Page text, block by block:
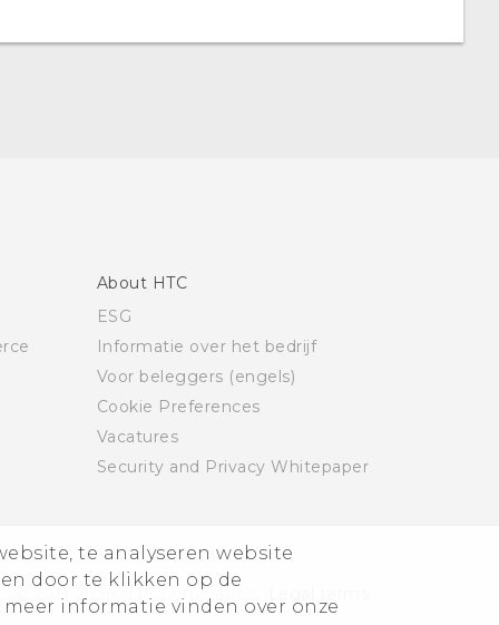
te analyseren website
door te klikken op de
informatie vinden over onze
About HTC
ESG
Informatie over het bedrijf
Voor beleggers (engels)
Cookie Preferences
Vacatures
Security and Privacy Whitepaper
© 2011-2026 HTC Corporation